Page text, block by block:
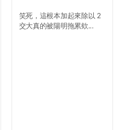
笑死，這根本加起來除以 2
交大真的被陽明拖累欸...